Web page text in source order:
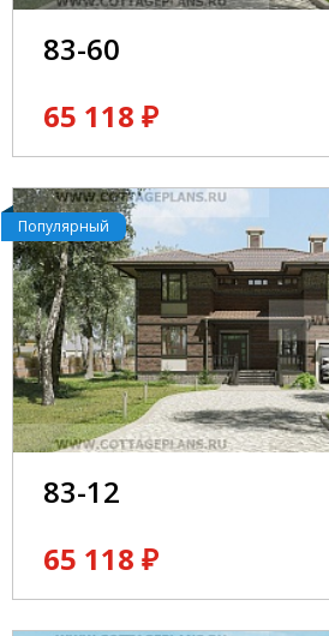
83-60
65 118 ₽
Популярный
83-12
65 118 ₽